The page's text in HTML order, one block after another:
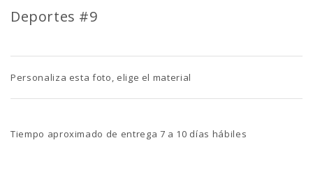
Deportes #9
Personaliza esta foto, elige el material
Tiempo aproximado de entrega 7 a 10 días hábiles